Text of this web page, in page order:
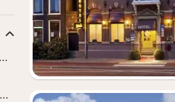
juweeltjes wandeltour(2)